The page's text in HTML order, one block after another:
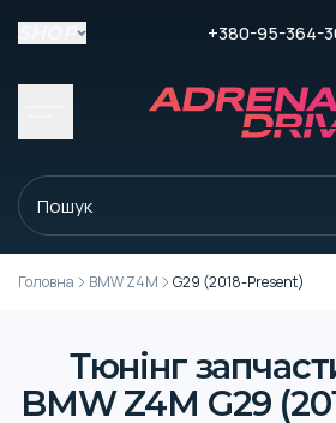
+380-95-364-
Головна BMW Z4M G29 (2018-Present)
Тюнінг
BMW Z4M G29